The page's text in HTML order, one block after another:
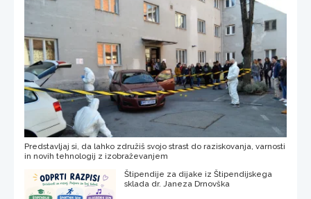
Predstavljaj si, da lahko združiš svojo strast do raziskovanja, varnosti
in novih tehnologij z izobraževanjem
Štipendije za dijake iz Štipendijskega
sklada dr. Janeza Drnovška